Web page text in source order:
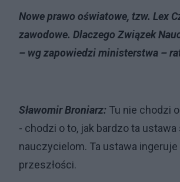
Nowe prawo oświatowe, tzw. Lex
zawodowe. Dlaczego Związek
– wg zapowiedzi ministerstwa –
Sławomir Broniarz: Tu nie chodzi
- chodzi o to, jak bardzo ta
nauczycielom. Ta ustawa
przeszłości.